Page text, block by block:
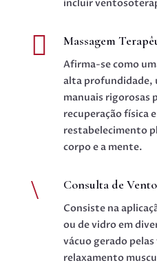
incluir
 Massagem
Afirma-se como
alta profundidade,
manuais rigorosas
recuperação física
restabelecimento
corpo e a mente.
\ Consulta de
Consiste na
ou de vidro em
vácuo gerado
relaxamento